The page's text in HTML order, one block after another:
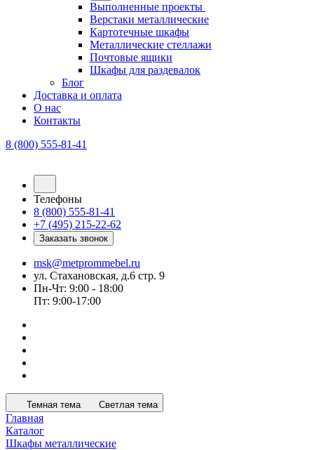
Выполненные проекты
Верстаки металлические
Картотечные шкафы
Металлические стеллажи
Почтовые ящики
Шкафы для раздевалок
Блог
Доставка и оплата
О нас
Контакты
8 (800) 555-81-41
Телефоны
8 (800) 555-81-41
+7 (495) 215-22-62
Заказать звонок
msk@metprommebel.ru
ул. Стахановская, д.6 стр. 9
Пн-Чт: 9:00 - 18:00
Пт: 9:00-17:00
Темная тема Светлая тема
Главная
Каталог
Шкафы металлические